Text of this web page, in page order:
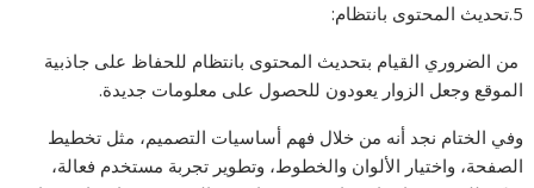
5.تحديث المحتوى بانتظام:
من الضروري القيام بتحديث المحتوى بانتظام للحفاظ على جاذبية
الموقع وجعل الزوار يعودون للحصول على معلومات جديدة.
وفي الختام نجد أنه من خلال فهم أساسيات التصميم، مثل تخطيط
الصفحة، واختيار الألوان والخطوط، وتطوير تجربة مستخدم فعالة،